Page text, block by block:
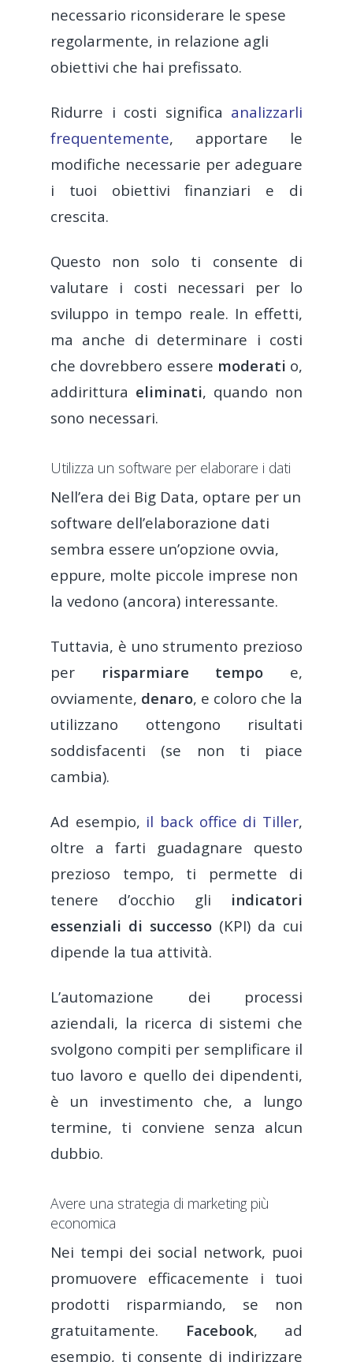
necessario riconsiderare le spese
regolarmente, in relazione agli
obiettivi che hai prefissato.
Ridurre i costi significa analizzarli
frequentemente, apportare le
modifiche necessarie per adeguare
i tuoi obiettivi finanziari e di
crescita.
Questo non solo ti consente di
valutare i costi necessari per lo
sviluppo in tempo reale. In effetti,
ma anche di determinare i costi
che dovrebbero essere moderati o,
addirittura eliminati, quando non
sono necessari.
Utilizza un software per elaborare i dati
Nell’era dei Big Data, optare per un
software dell’elaborazione dati
sembra essere un’opzione ovvia,
eppure, molte piccole imprese non
la vedono (ancora) interessante.
Tuttavia, è uno strumento prezioso
per risparmiare tempo e,
ovviamente, denaro, e coloro che la
utilizzano ottengono risultati
soddisfacenti (se non ti piace
cambia).
Ad esempio, il back office di Tiller,
oltre a farti guadagnare questo
prezioso tempo, ti permette di
tenere d’occhio gli indicatori
essenziali di successo (KPI) da cui
dipende la tua attività.
L’automazione dei processi
aziendali, la ricerca di sistemi che
svolgono compiti per semplificare il
tuo lavoro e quello dei dipendenti,
è un investimento che, a lungo
termine, ti conviene senza alcun
dubbio.
Avere una strategia di marketing più
economica
Nei tempi dei social network, puoi
promuovere efficacemente i tuoi
prodotti risparmiando, se non
gratuitamente. Facebook, ad
esempio, ti consente di indirizzare